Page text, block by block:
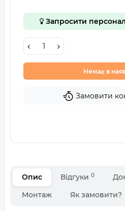
Запросити
Немає в
Замовити
Опис Відгуки 0
Монтаж
Як замовити?